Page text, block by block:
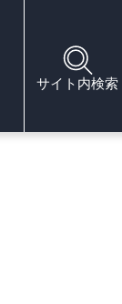
サイト内検索